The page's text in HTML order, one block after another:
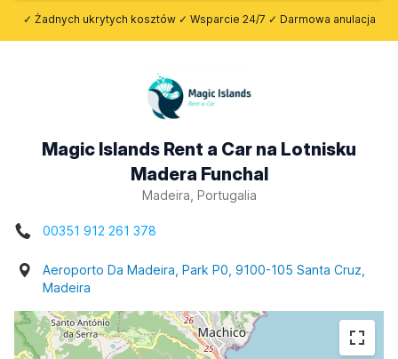
✓ Żadnych ukrytych kosztów ✓ Wsparcie 24/7 ✓ Darmowa anulacja
Magic Islands Rent a Car na Lotnisku
Madera Funchal
Madeira, Portugalia
00351 912 261 378
Aeroporto Da Madeira, Park P0, 9100-105 Santa Cruz,
Madeira